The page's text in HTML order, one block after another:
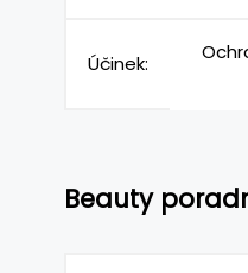
Účinek:
Beauty